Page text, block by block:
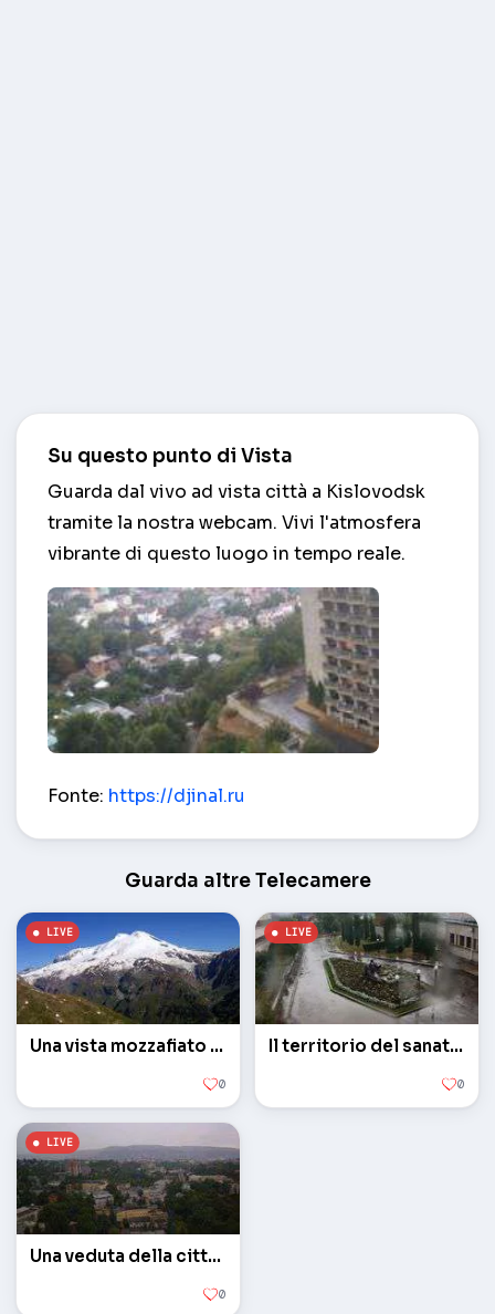
Su questo punto di Vista
Guarda dal vivo ad vista città a Kislovodsk
tramite la nostra webcam. Vivi l'atmosfera
vibrante di questo luogo in tempo reale.
Fonte: https://djinal.ru
Guarda altre Telecamere
Una vista mozzafiato del Monte Elbrus
0
Il territorio del sanatorio Jinan
0
Una veduta della città dalla Fortezza resort
0